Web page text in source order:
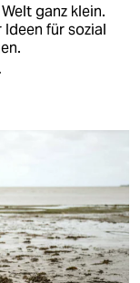
ganz klein.
für sozial